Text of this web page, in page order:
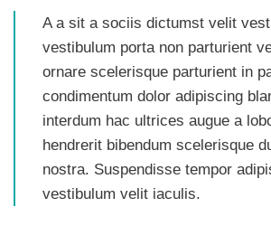
A a sit a sociis dictumst velit
vestibulum porta non parturient
ornare scelerisque parturient in
condimentum dolor adipiscing
interdum hac ultrices augue a
hendrerit bibendum scelerisque
nostra. Suspendisse tempor
vestibulum velit iaculis.